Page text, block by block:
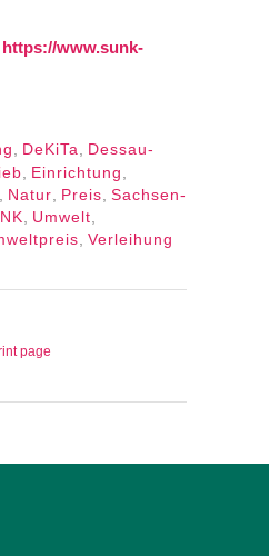
https://www.sunk-
DeKiTa
Dessau-
Einrichtung
Natur Preis Sachsen-
Umwelt
Verleihung
page